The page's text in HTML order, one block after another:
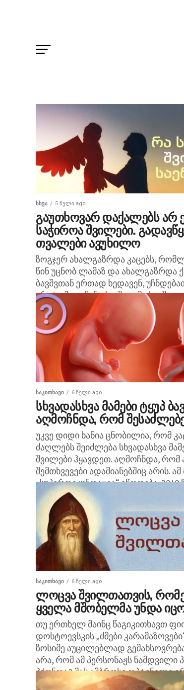
ᲡᲮᲕᲐ 5 წელი ago
გაუთხოვარ დაქალებს არ
საჭიროა შვილები.
თვალები ავუხილო
ზოგჯერ ახალგაზრდა კაცებს,
წინ უცნობ ლამაზ და ახალგაზრდა
ბავშვთან ერთად ხედავენ,
„რატომ გააჩინა ბავშვი ამ ასაკში,
ასეთი ახალგაზრდაა, რა...
ᲡᲐᲙᲘᲗᲮᲐᲕᲘ 6 წელი ago
სხვადასხვა მამები ტყუპ
აღმოჩნდა, რომ
უკვე დიდი ხანია ცნობილია, რომ
ძაღლებს შეიძლება სხვადასხვა
შვილები ჰყავდეთ. აღმოჩნდა, რომ
შემთხვევები ადამიანებშიც არის.
„სუპერფეკუნდაცია“ ეწოდება. 2019
მარტში,...
ᲡᲐᲙᲘᲗᲮᲐᲕᲘ 6 წელი ago
ლოცვა შვილთათვის,
ყველა მშობელმა უნდა
თუ ერთხელ მაინც წაგიკითხავთ
დოსტოევსკის „ძმები
ზოსიმე აუცილებლად
არა, რომ ამ პერსონაჟს ნამდვილი
ჰქონდა? მას ამბროსი ოპტინელი